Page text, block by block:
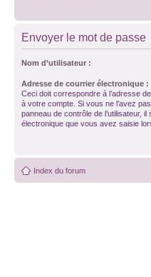
Envoyer le mot de passe
Nom d’utilisateur :
Adresse de courrier électronique :
Ceci doit correspondre à l’adresse
à votre compte. Si vous ne l’avez
panneau de contrôle de l’utilisateur, il
électronique que vous avez saisie
Index du forum